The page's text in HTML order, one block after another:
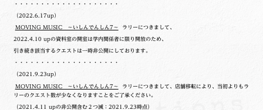
・・・・・・・・・・・・・・・・・・・・
（2022.6.17up）
MOVING MUSIC ～いしんでんしん7～ ラリーにつきまして、
2022.4.10 upの資料室の開室は学内関係者に限り開放のため、
引き続き該当するクエストは一時非公開にしております。
・・・・・・・・・・・・・・・・・・・・
（2021.9.23up）
MOVING MUSIC ～いしんでんしん7～ ラリーにつきまして、店舗移転により、当初よりもラ
リーのクエスト数が少なくなりますことをご了承ください。
（2021.4.11 upの非公開含む２つ減：2021.9.23時点）